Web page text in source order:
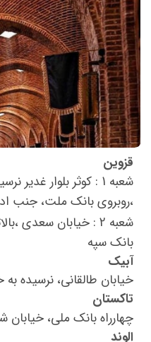
قزوین
شعبه 1 : كوثر بلوار
،روبروی بانک ملت، جنب
شعبه 2 : خیابان سعدي
بانك سپه
آبیک
خیابان طالقانی، نرسیده
تاکستان
چهارراه بانک ملی، خیابان
الوند